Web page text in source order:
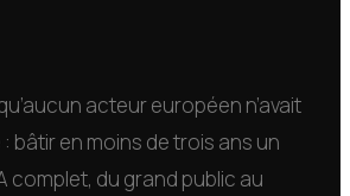
acteur européen n’avait
bâtir en moins de trois ans un
complet, du grand public au